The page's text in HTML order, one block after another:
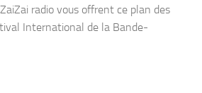
radio vous offrent ce plan des
International de la Bande-